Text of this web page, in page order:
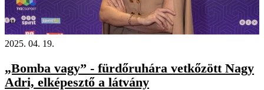
18+
2025. 04. 19.
„Bomba vagy” - fürdőruhára vetkőzött Nagy
Adri, elképesztő a látvány